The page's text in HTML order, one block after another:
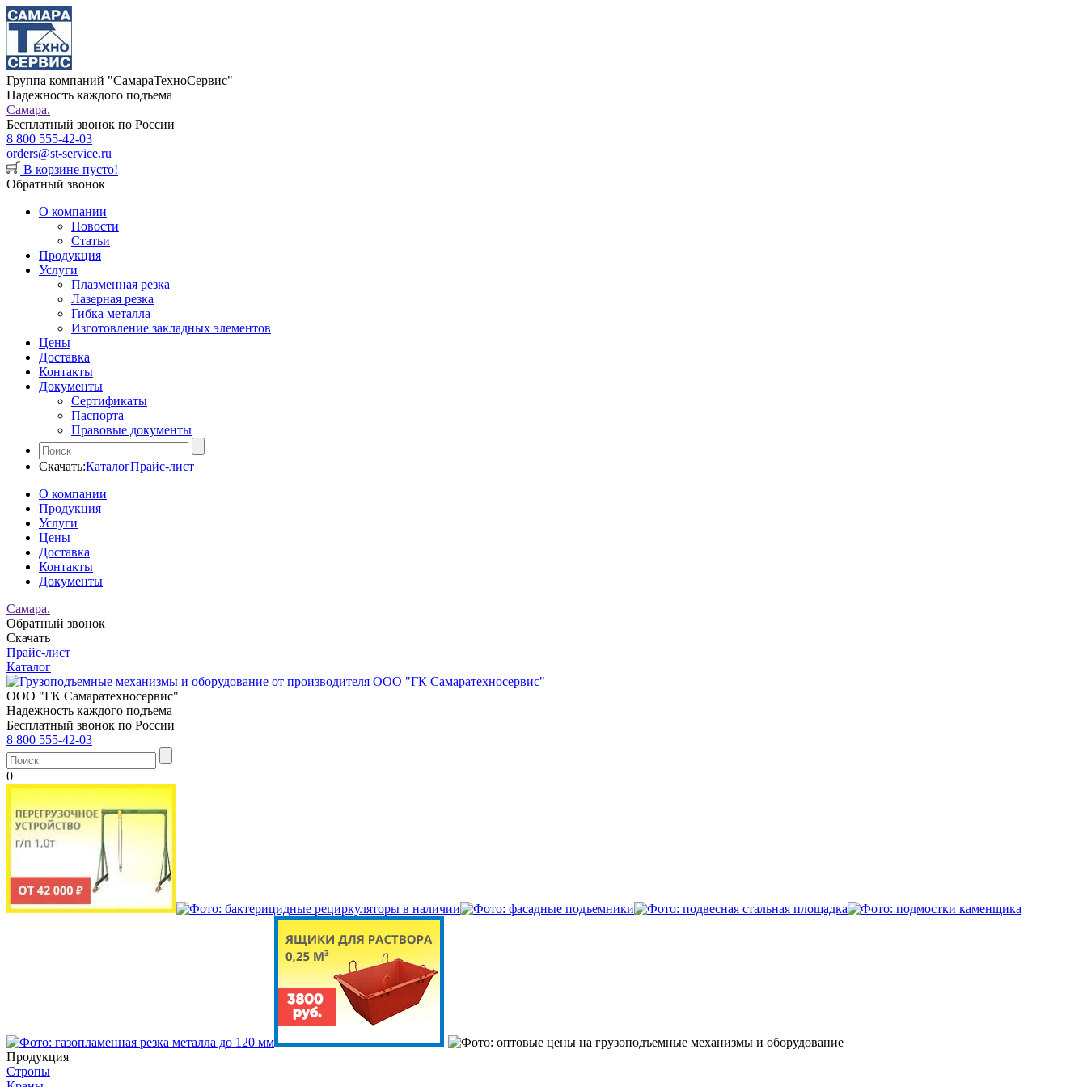
Группа компаний "СамараТехноСервис"
Надежность каждого подъема
Самара.
Бесплатный звонок по России
8 800 555-42-03
orders@st-service.ru
В корзине пусто!
Обратный звонок
О компании
Новости
Статьи
Продукция
Услуги
Плазменная резка
Лазерная резка
Гибка металла
Изготовление закладных элементов
Цены
Доставка
Контакты
Документы
Сертификаты
Паспорта
Правовые документы
Скачать:КаталогПрайс-лист
О компании
Продукция
Услуги
Цены
Доставка
Контакты
Документы
Самара.
Обратный звонок
Скачать
Прайс-лист
Каталог
ООО "ГК Самаратехносервис"
Надежность каждого подъема
Бесплатный звонок по России
8 800 555-42-03
0
Продукция
Стропы